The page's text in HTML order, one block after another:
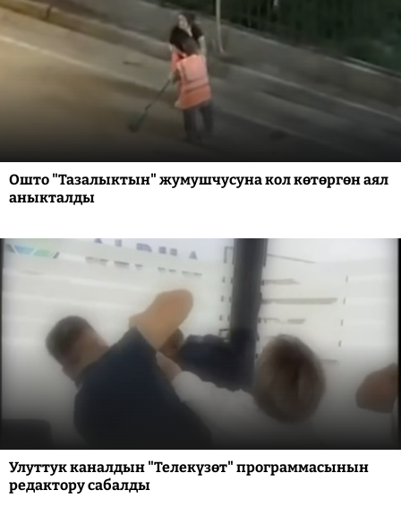
Ошто "Тазалыктын" жумушчусуна кол көтөргөн аял
аныкталды
Улуттук каналдын "Телекүзөт" программасынын
редактору сабалды